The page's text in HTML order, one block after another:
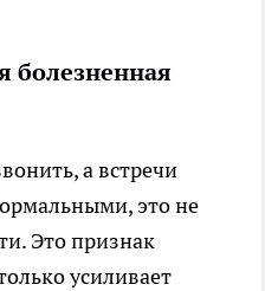
болезненная
а встречи
это не
Это признак
усиливает